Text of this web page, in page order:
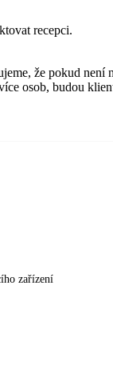
recepci.
že pokud není
osob, budou
zařízení